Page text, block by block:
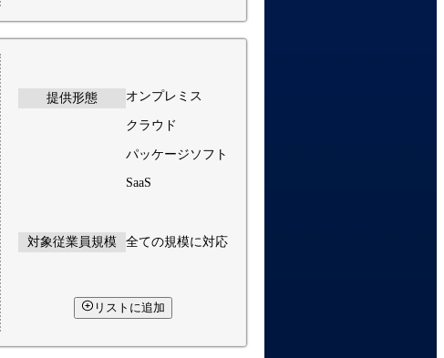
提供形態 オンプレミス
クラウド
パッケージソフト
SaaS
対象従業員規模 全ての規模に対応
リストに追加